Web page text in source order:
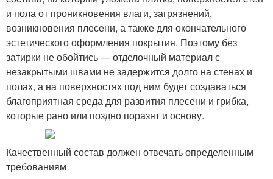
и пола от проникновения влаги, загрязнений,
возникновения плесени, а также для окончательного
эстетического оформления покрытия. Поэтому без
затирки не обойтись — отделочный материал с
незакрытыми швами не задержится долго на стенах и
полах, а на поверхностях под ним будет создаваться
благоприятная среда для развития плесени и грибка,
которые рано или поздно поразят и основу.
Качественный состав должен отвечать определенным
требованиям